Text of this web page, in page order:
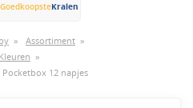
GoedkoopsteKralen
» Assortiment »
»
12 napjes